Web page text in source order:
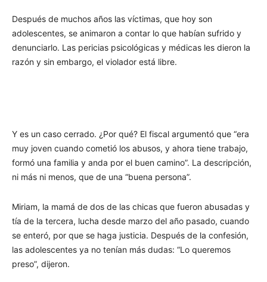
Después de muchos años las víctimas, que hoy son
adolescentes, se animaron a contar lo que habían sufrido y
denunciarlo. Las pericias psicológicas y médicas les dieron la
razón y sin embargo, el violador está libre.
Y es un caso cerrado. ¿Por qué? El fiscal argumentó que “era
muy joven cuando cometió los abusos, y ahora tiene trabajo,
formó una familia y anda por el buen camino”. La descripción,
ni más ni menos, que de una “buena persona”.
Miriam, la mamá de dos de las chicas que fueron abusadas y
tía de la tercera, lucha desde marzo del año pasado, cuando
se enteró, por que se haga justicia. Después de la confesión,
las adolescentes ya no tenían más dudas: “Lo queremos
preso”, dijeron.